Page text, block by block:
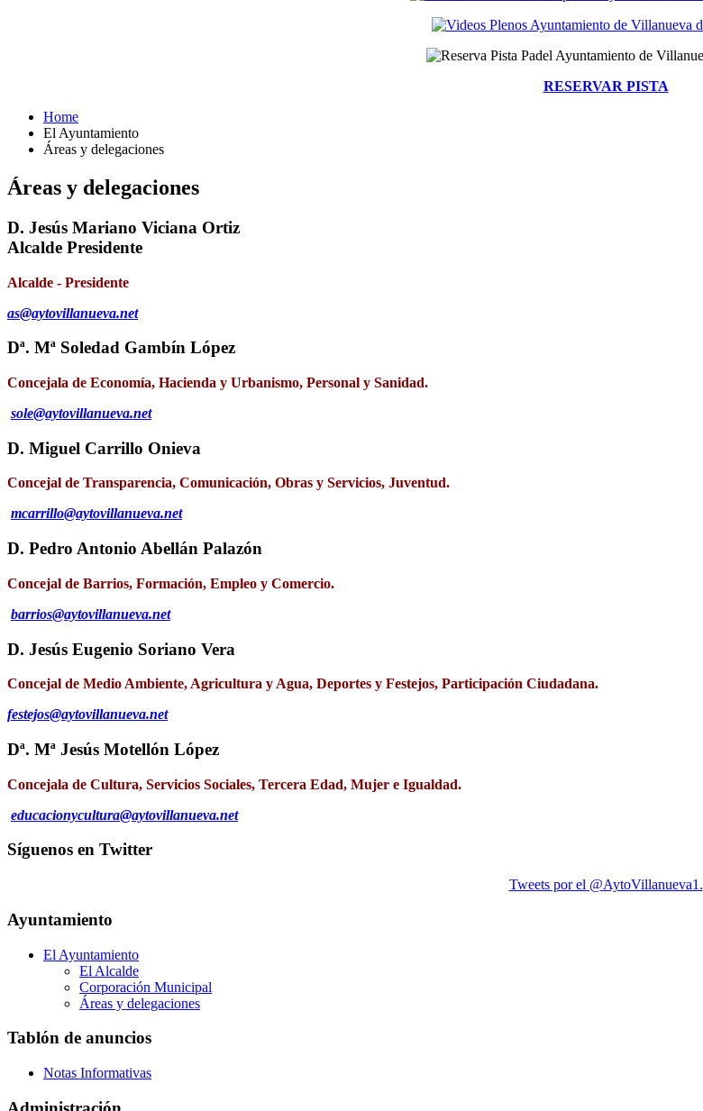
RESERVAR PISTA
Home
El Ayuntamiento
Áreas y delegaciones
Áreas y delegaciones
D. Jesús Mariano Viciana Ortiz
Alcalde Presidente
Alcalde - Presidente
as@aytovillanueva.net
Dª. Mª Soledad Gambín López
Concejala de Economía, Hacienda y Urbanismo, Personal y Sanidad.
sole@aytovillanueva.net
D. Miguel Carrillo Onieva
Concejal de Transparencia, Comunicación, Obras y Servicios, Juventud.
mcarrillo@aytovillanueva.net
D. Pedro Antonio Abellán Palazón
Concejal de Barrios, Formación, Empleo y Comercio.
barrios@aytovillanueva.net
D. Jesús Eugenio Soriano Vera
Concejal de Medio Ambiente, Agricultura y Agua, Deportes y Festejos, Participación Ciudadana.
festejos@aytovillanueva.net
Dª. Mª Jesús Motellón López
Concejala de Cultura, Servicios Sociales, Tercera Edad, Mujer e Igualdad.
educacionycultura@aytovillanueva.net
Síguenos en Twitter
Tweets por el @AytoVillanueva1.
Ayuntamiento
El Ayuntamiento
El Alcalde
Corporación Municipal
Áreas y delegaciones
Tablón de anuncios
Notas Informativas